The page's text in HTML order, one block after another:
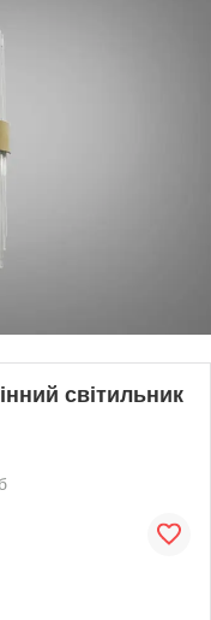
світильник